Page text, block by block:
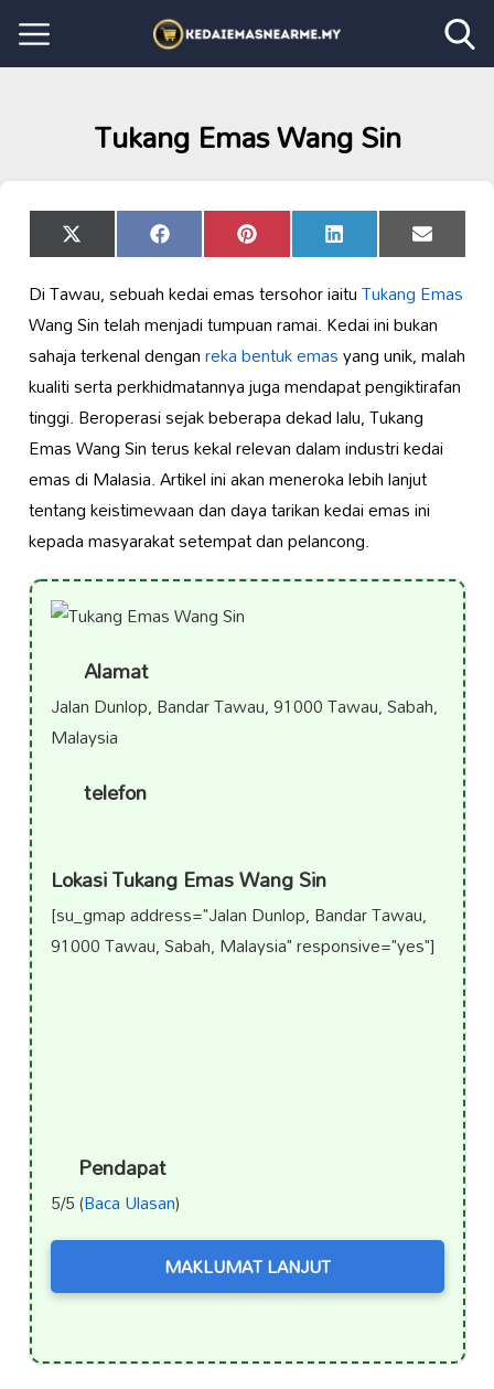
Tukang Emas Wang Sin
Share
on
X
(Twitter)
Share
on
Facebook Share
on
Pinterest Share
on
LinkedIn Share
on
Email
Di Tawau, sebuah kedai emas tersohor iaituTukang Emas
Wang Sin telah menjadi tumpuan ramai. Kedai ini bukan
sahaja terkenal denganreka bentuk emasyang unik, malah
kualiti serta perkhidmatannya juga mendapat pengiktirafan
tinggi. Beroperasi sejak beberapa dekad lalu, Tukang
Emas Wang Sin terus kekal relevan dalam industri kedai
emas di Malasia. Artikel ini akan meneroka lebih lanjut
tentang keistimewaan dan daya tarikan kedai emas ini
kepada masyarakat setempat dan pelancong.
Alamat
Jalan Dunlop, Bandar Tawau, 91000 Tawau, Sabah,
Malaysia
telefon
Lokasi Tukang Emas Wang Sin
[su_gmap address="Jalan Dunlop, Bandar Tawau,
91000 Tawau, Sabah, Malaysia" responsive="yes"]
Pendapat
5/5 (Baca Ulasan)
MAKLUMAT LANJUT